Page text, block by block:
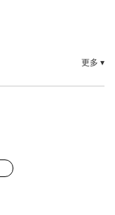
更多 ▾